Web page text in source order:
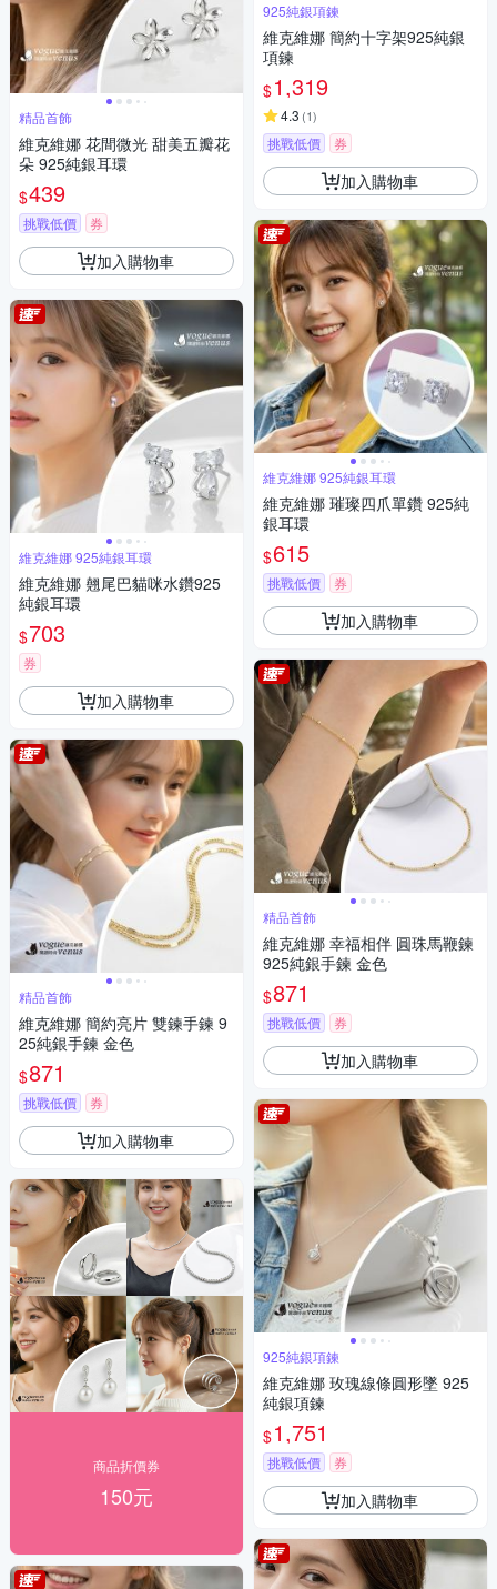
精品首飾
維克維娜 花間微光 甜美五瓣花
朵 925純銀耳環
$439
挑戰低價 券
加入購物車
維克維娜 925純銀耳環
維克維娜 翹尾巴貓咪水鑽925
純銀耳環
$703
券
加入購物車
精品首飾
維克維娜 簡約亮片 雙鍊手鍊 9
25純銀手鍊 金色
$871
挑戰低價 券
加入購物車
商品折價券
150元
925純銀項鍊
維克維娜 簡約十字架925純銀
項鍊
$1,319
4.3 (1)
挑戰低價 券
加入購物車
維克維娜 925純銀耳環
維克維娜 璀璨四爪單鑽 925純
銀耳環
$615
挑戰低價 券
加入購物車
精品首飾
維克維娜 幸福相伴 圓珠馬鞭鍊
925純銀手鍊 金色
$871
挑戰低價 券
加入購物車
925純銀項鍊
維克維娜 玫瑰線條圓形墜 925
純銀項鍊
$1,751
挑戰低價 券
加入購物車